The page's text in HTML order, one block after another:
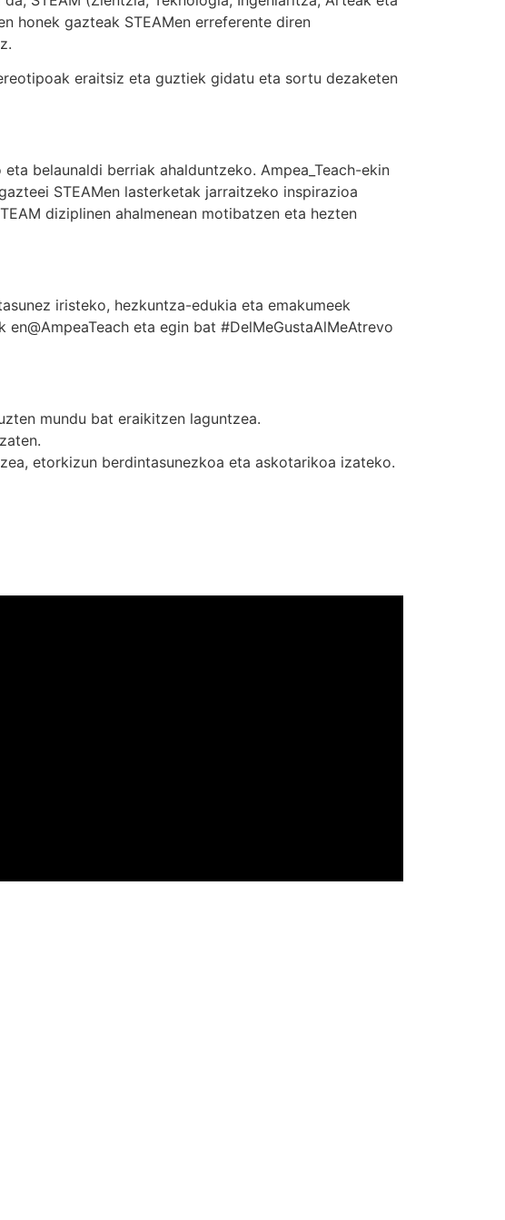
honek gazteak STEAMen erreferente diren
eraitsiz eta guztiek gidatu eta sortu dezaketen
belaunaldi berriak ahalduntzeko. Ampea_Teach-ekin
STEAMen lasterketak jarraitzeko inspirazioa
diziplinen ahalmenean motibatzen eta hezten
iristeko, hezkuntza-edukia eta emakumeek
eta egin bat #DelMeGustaAlMeAtrevo
mundu bat eraikitzen laguntzea.
etorkizun berdintasunezkoa eta askotarikoa izateko.